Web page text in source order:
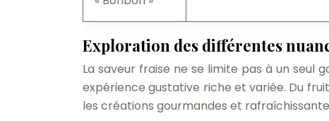
Exploration des différentes
La saveur fraise ne se limite pas à un seul
expérience gustative riche et variée. Du
les créations gourmandes et